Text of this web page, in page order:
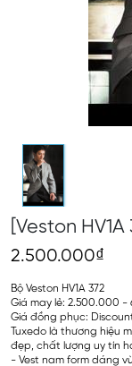
[Veston HV1A
2.500.000₫
Bộ Veston HV1A 372
Giá may lẻ: 2.500.000
Giá đồng phục:
Tuxedo là thương hiệu
đẹp, chất lượng uy tín
- Vest nam form dáng